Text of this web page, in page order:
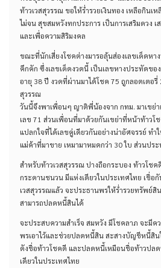
ท้าวเวสสุวรรณ ขอให้ร่ำรวยเงินทอง เหลือกินเ
ไม่จน สุขสมหวังทกประการ เป็นการเสริมดวง เ
และเพื่อความสิริมงคล
ขณะที่นักเสี่ยงโชคต่างมารอลุ้นส่องเลขเด็ดหา
คึกคัก ซึ่งเลขเด็ดงวดนี้ เป็นเลขหางประทัดขอ
อายุ 38 ปี งวดที่ผ่านมาได้โชค 75 ถูกลอตเตอรี่
สุวรรณ
วันนี้จึงพาเพื่อนๆ ญาติพี่น้องจาก กทม. มาเขย่
เลข 71 ส่วนเพื่อนที่มาด้วยกันเขย่าที่หน้าท้าวโ
แปลกใจที่ได้เลขคู่เดียวกันอย่างน่าอัศจรรย์ ท
แม่ค้าที่มาขาย เหมามาหมดกว่า 30 ใบ ส่วนปร
สำหรับท้าวเวสสุวรรณ ปางถือกระบอง ท้าวโช
กระดานชนวน มีแห่งเดียวในประเทศไทย เชื่อ
เวสสุวรรณแล้ว จะประธานพรให้ร่ำรวยทรัพย์สิ
สามารถปลดหนี้สินได้
จะประสบความสำเร็จ สมหวัง มีโชคลาภ จะมี
พรเอาไว้และช่วยปลดหนี้สิน สะสางบัญชีหนี้สิ
ดังชื่อท้าวโชคดี และปลดหนี้เหมือนชื่อท้าวปล
เดียวในประเทศไทย